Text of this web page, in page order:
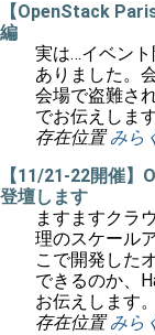
【OpenStack
編
実は…イベン
ありました。
会場で盗難さ
でお伝えします
存在位置 みら
【11/21-22開催
登壇します
ますますクラ
理のスケール
こで開発した
できるのか、
お伝えします。
存在位置 みら